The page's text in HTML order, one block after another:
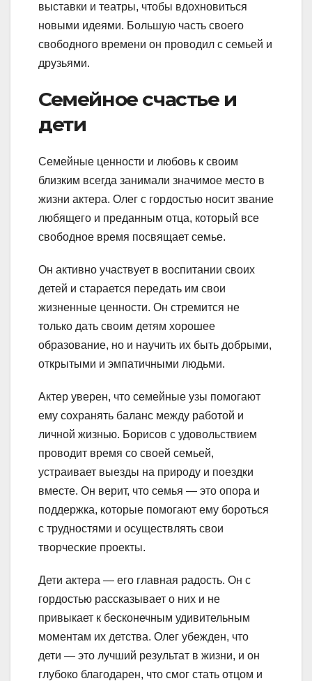
выставки и театры, чтобы вдохновиться
новыми идеями. Большую часть своего
свободного времени он проводил с семьей и
друзьями.
Семейное счастье и
дети
Семейные ценности и любовь к своим
близким всегда занимали значимое место в
жизни актера. Олег с гордостью носит звание
любящего и преданным отца, который все
свободное время посвящает семье.
Он активно участвует в воспитании своих
детей и старается передать им свои
жизненные ценности. Он стремится не
только дать своим детям хорошее
образование, но и научить их быть добрыми,
открытыми и эмпатичными людьми.
Актер уверен, что семейные узы помогают
ему сохранять баланс между работой и
личной жизнью. Борисов с удовольствием
проводит время со своей семьей,
устраивает выезды на природу и поездки
вместе. Он верит, что семья — это опора и
поддержка, которые помогают ему бороться
с трудностями и осуществлять свои
творческие проекты.
Дети актера — его главная радость. Он с
гордостью рассказывает о них и не
привыкает к бесконечным удивительным
моментам их детства. Олег убежден, что
дети — это лучший результат в жизни, и он
глубоко благодарен, что смог стать отцом и